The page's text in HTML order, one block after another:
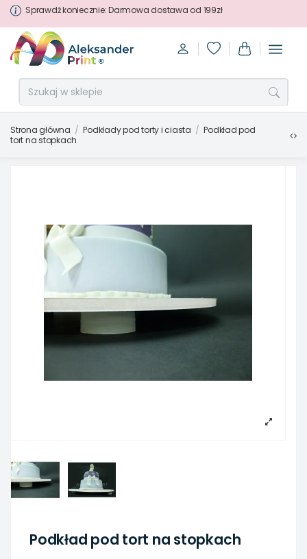
Sprawdź koniecznie: Darmowa dostawa od 199zł
Strona główna Podkłady pod torty i ciasta
Podkład pod
tort na stopkach
Podkład pod tort na stopkach